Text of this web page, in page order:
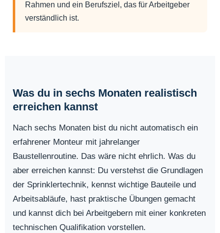
Rahmen und ein Berufsziel, das für Arbeitgeber
verständlich ist.
Was du in sechs Monaten realistisch
erreichen kannst
Nach sechs Monaten bist du nicht automatisch ein
erfahrener Monteur mit jahrelanger
Baustellenroutine. Das wäre nicht ehrlich. Was du
aber erreichen kannst: Du verstehst die Grundlagen
der Sprinklertechnik, kennst wichtige Bauteile und
Arbeitsabläufe, hast praktische Übungen gemacht
und kannst dich bei Arbeitgebern mit einer konkreten
technischen Qualifikation vorstellen.